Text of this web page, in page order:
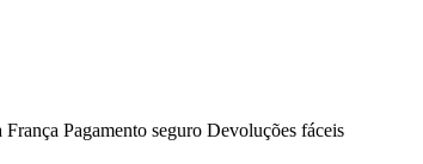
França Pagamento seguro Devoluções fáceis